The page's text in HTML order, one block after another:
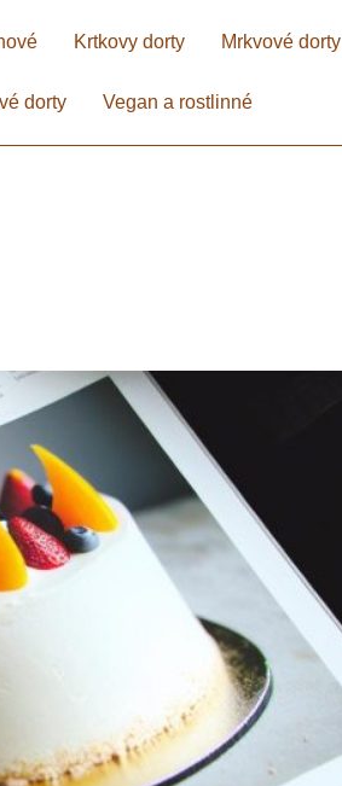
Krtkovy dorty Mrkvové dorty
dorty Vegan a rostlinné